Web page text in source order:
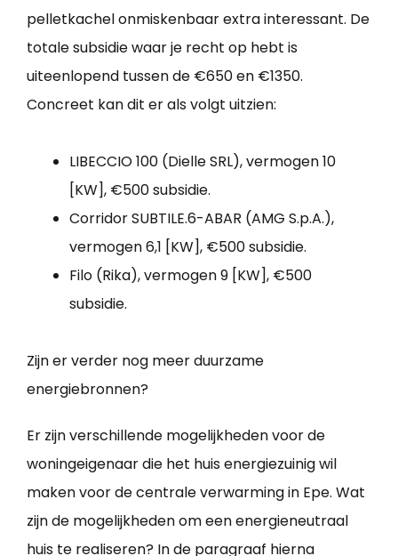
pelletkachel onmiskenbaar extra interessant. De
totale subsidie waar je recht op hebt is
uiteenlopend tussen de €650 en €1350.
Concreet kan dit er als volgt uitzien:
LIBECCIO 100 (Dielle SRL), vermogen 10
[KW], €500 subsidie.
Corridor SUBTILE.6-ABAR (AMG S.p.A.),
vermogen 6,1 [KW], €500 subsidie.
Filo (Rika), vermogen 9 [KW], €500
subsidie.
Zijn er verder nog meer duurzame
energiebronnen?
Er zijn verschillende mogelijkheden voor de
woningeigenaar die het huis energiezuinig wil
maken voor de centrale verwarming in Epe. Wat
zijn de mogelijkheden om een energieneutraal
huis te realiseren? In de paragraaf hierna